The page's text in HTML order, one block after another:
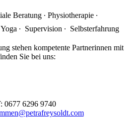
Beratung ∙ Physiotherapie ∙
∙ Supervision ∙ Selbsterfahrung
stehen kompetente Partnerinnen mit
Sie bei uns:
0677 6296 9740